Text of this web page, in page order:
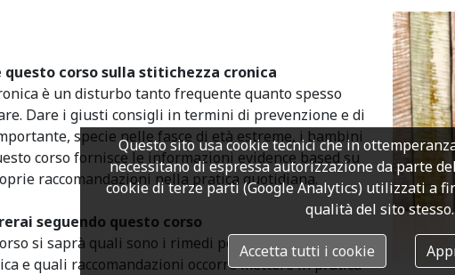
questo corso sulla stitichezza cronica
è un disturbo tanto frequente quanto spesso
Dare i giusti consigli in termini di prevenzione e di
specie nelle fasce di età estreme, i bambini
corso fornisce le informazioni evidence based su
raccomandazioni nella pratica quotidiana.
seguendo questo corso
si saprà quali sono i rimedi per la gestione della
e quali raccomandazioni occorre mettere in pratica
Questo sito usa cookie tecnici che in
necessitano di espressa autorizzazione da parte
cookie di terze parti (Google Analytics) utilizzati a
qualità del sito stesso.
Accetta tutti i cookie